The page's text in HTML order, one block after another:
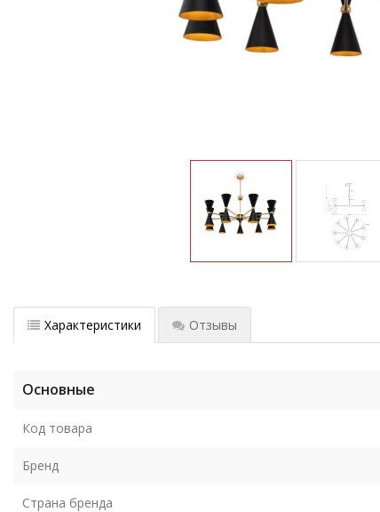
Характеристики Отзывы
Основные
Код товара
Бренд
Страна бренда